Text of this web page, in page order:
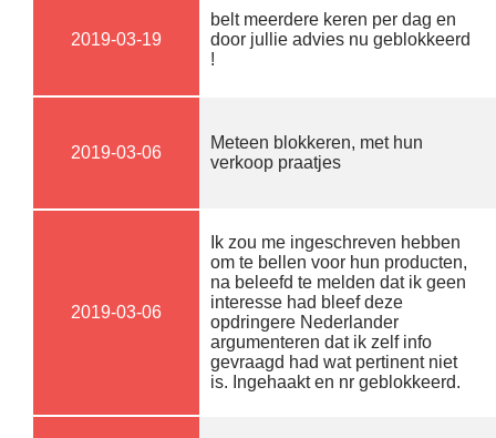
2019-03-19
belt meerdere keren per dag en
door jullie advies nu geblokkeerd
!
2019-03-06
Meteen blokkeren, met hun
verkoop praatjes
2019-03-06
Ik zou me ingeschreven hebben
om te bellen voor hun producten,
na beleefd te melden dat ik geen
interesse had bleef deze
opdringere Nederlander
argumenteren dat ik zelf info
gevraagd had wat pertinent niet
is. Ingehaakt en nr geblokkeerd.